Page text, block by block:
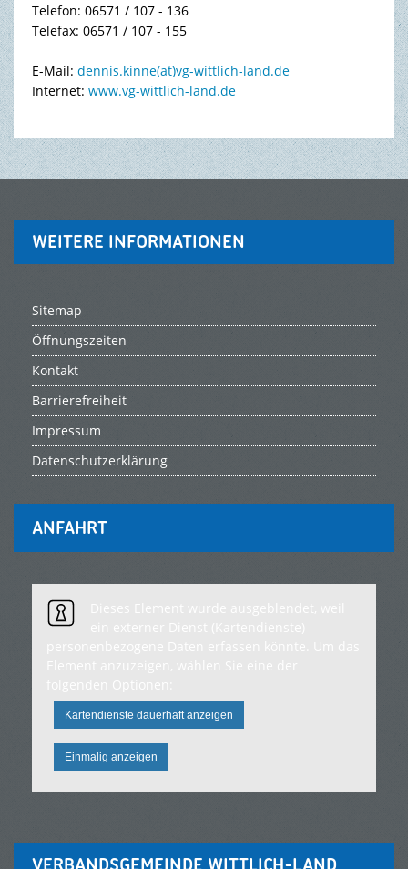
Telefon: 06571 / 107 - 136
Telefax: 06571 / 107 - 155
E-Mail: dennis.kinne(at)vg-wittlich-land.de
Internet: www.vg-wittlich-land.de
WEITERE INFORMATIONEN
Sitemap
Öffnungszeiten
Kontakt
Barrierefreiheit
Impressum
Datenschutzerklärung
ANFAHRT
Kartendienste dauerhaft anzeigen
Einmalig anzeigen
VERBANDSGEMEINDE WITTLICH-LAND